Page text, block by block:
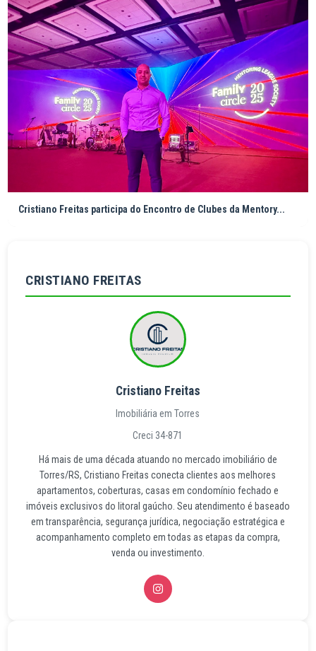
Cristiano Freitas participa do Encontro de Clubes da Mentory...
CRISTIANO FREITAS
Cristiano Freitas
Imobiliária em Torres
Creci 34-871
Há mais de uma década atuando no mercado imobiliário de
Torres/RS, Cristiano Freitas conecta clientes aos melhores
apartamentos, coberturas, casas em condomínio fechado e
imóveis exclusivos do litoral gaúcho. Seu atendimento é baseado
em transparência, segurança jurídica, negociação estratégica e
acompanhamento completo em todas as etapas da compra,
venda ou investimento.